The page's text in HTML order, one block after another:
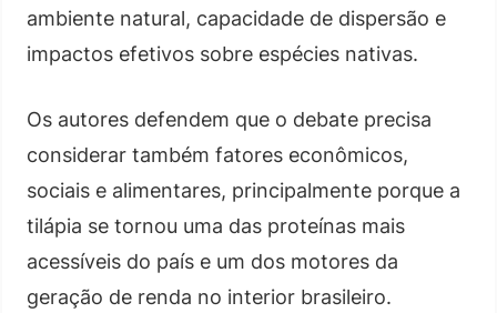
ambiente natural, capacidade de dispersão e
impactos efetivos sobre espécies nativas.
Os autores defendem que o debate precisa
considerar também fatores econômicos,
sociais e alimentares, principalmente porque a
tilápia se tornou uma das proteínas mais
acessíveis do país e um dos motores da
geração de renda no interior brasileiro.